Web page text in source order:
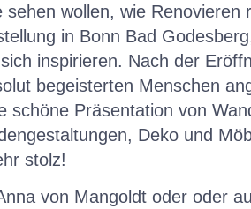
wollen, wie Renovieren
in Bonn Bad
inspirieren. Nach der
begeisterten Menschen
schöne Präsentation von
Deko und
stolz!
von Mangoldt oder oder